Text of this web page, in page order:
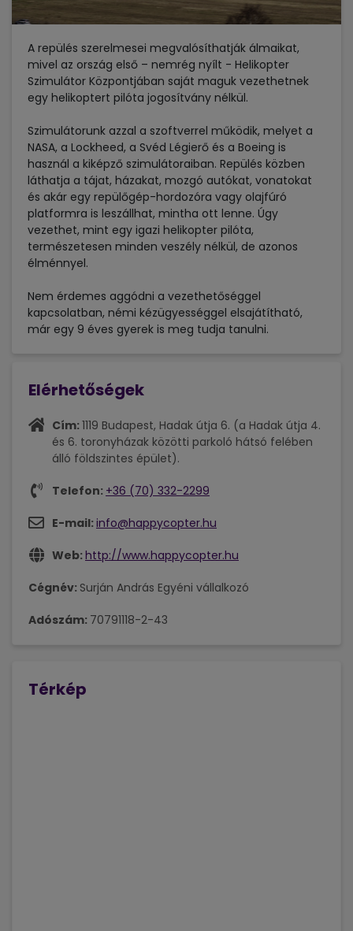
A repülés szerelmesei megvalósíthatják álmaikat,
mivel az ország első – nemrég nyílt - Helikopter
Szimulátor Központjában saját maguk vezethetnek
egy helikoptert pilóta jogosítvány nélkül.
Szimulátorunk azzal a szoftverrel működik, melyet a
NASA, a Lockheed, a Svéd Légierő és a Boeing is
használ a kiképző szimulátoraiban. Repülés közben
láthatja a tájat, házakat, mozgó autókat, vonatokat
és akár egy repülőgép-hordozóra vagy olajfúró
platformra is leszállhat, mintha ott lenne. Úgy
vezethet, mint egy igazi helikopter pilóta,
természetesen minden veszély nélkül, de azonos
élménnyel.
Nem érdemes aggódni a vezethetőséggel
kapcsolatban, némi kézügyességgel elsajátítható,
már egy 9 éves gyerek is meg tudja tanulni.
Elérhetőségek
Cím: 1119 Budapest, Hadak útja 6. (a Hadak útja 4.
és 6. toronyházak közötti parkoló hátsó felében
álló földszintes épület).
Telefon: +36 (70) 332-2299
E-mail: info@happycopter.hu
Web: http://www.happycopter.hu
Cégnév: Surján András Egyéni vállalkozó
Adószám: 70791118-2-43
Térkép